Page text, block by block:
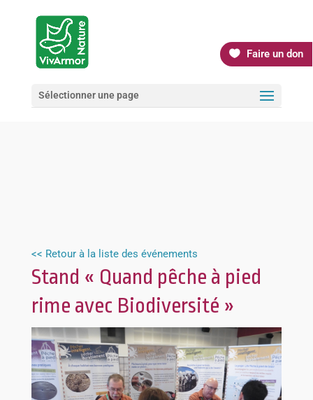
Faire un don
Sélectionner une page
<< Retour à la liste des événements
Stand « Quand pêche à pied
rime avec Biodiversité »